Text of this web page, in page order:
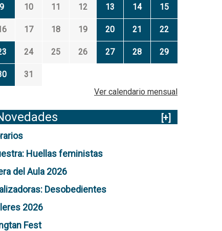
9 10 11 12 13 14 15
17 18 19 20 21 22
24 25 26 27 28 29
31
Ver calendario mensual
[+]
Huellas feministas
del Aula 2026
Desobedientes
2026
Fest